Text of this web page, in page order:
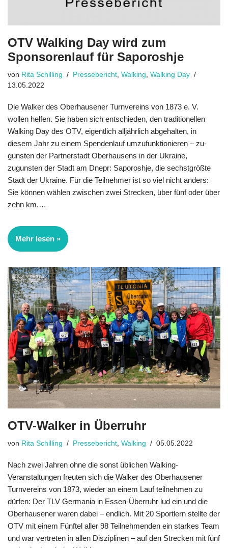
OTV Walking Day wird zum
Sponsorenlauf für Saporoshje
von Rita Schilling Pressebericht Walking Walking Day
13.05.2022
Die Walker des Oberhausener Turnvereins von 1873 e. V.
wollen helfen. Sie ha­ben sich entschieden, den traditionellen
Walking Day des OTV, eigentlich alljähr­lich abgehalten, in
diesem Jahr zu einem Spendenlauf umzufunktionieren – zu­
gunsten der Partnerstadt Oberhausens in der Ukraine,
zugunsten der Stadt am Dnepr: Saporoshje, die sechstgrößte
Stadt der Ukraine. Für die Teilnehmer ist so viel nicht anders:
Sie können wählen zwischen zwei Strecken, über fünf oder über
zehn km.…
Mehr lesen »
OTV-Walker in Überruhr
von Rita Schilling Pressebericht, Walking 05.05.2022
Nach zwei Jahren ohne die sonst üblichen Walking-
Veranstaltungen freuten sich die Walker des Oberhausener
Turnvereins von 1873, wieder an einem Lauf teil­nehmen zu
dürfen: Der TLV Germania in Essen-Überruhr lud ein und die
Ober­hausener waren dabei – endlich. Mit 20 Sportlern stellte der
OTV mit einem Fünftel aller 98 Teilnehmenden ein starkes Team
und war vertreten in allen Disziplinen – auf den Strecken mit fünf